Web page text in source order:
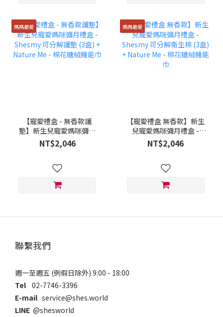
媽媽最愛
【寵愛禮盒 - 無香款護
墊】新生兒寵愛媽咪彌月
禮盒 - Shesmy 可分解護
墊 (3盒) + Nature Me - 棉
NT$2,046
媽媽最愛
【寵愛禮盒 無香款】新生
兒寵愛媽咪彌月禮盒 -
Shesmy 可分解衛生棉 (3
盒) + Nature Me - 棉花糖
NT$2,046
聯繫我們
週一至週五 (例假日除外) 9:00 - 18:00
Tel 02-7746-3396
E-mail service@shes.world
LINE @shesworld